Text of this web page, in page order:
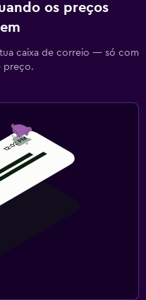
os preços
caixa de correio — só com
preço.